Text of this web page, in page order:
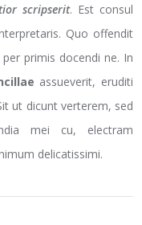
scripserit. Est consul
Quo offendit
primis docendi ne. In
assueverit, eruditi
ut dicunt verterem, sed
mei cu, electram
delicatissimi.